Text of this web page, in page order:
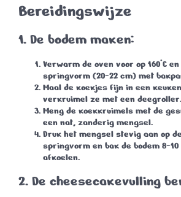
Bereidingswijze
1. De bodem maken:
Verwarm de oven voor op 160°C
springvorm (20-22 cm) met
Maal de koekjes fijn in een
verkruimel ze met een deegroller.
Meng de koekkruimels met de
een nat, zanderig mengsel.
Druk het mengsel stevig aan op
springvorm en bak de bodem 8-
afkoelen.
2. De cheesecakevulling